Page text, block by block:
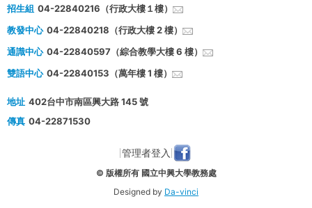
招生組 04-22840216（行政大樓１樓）
教發中心 04-22840218（行政大樓 2 樓）
通識中心 04-22840597（綜合教學大樓 6 樓）
雙語中心 04-22840153（萬年樓 1 樓）
地址 402台中市南區興大路 145 號
傳真 04-22871530
管理者登入
© 版權所有 國立中興大學教務處
Designed by Da-vinci